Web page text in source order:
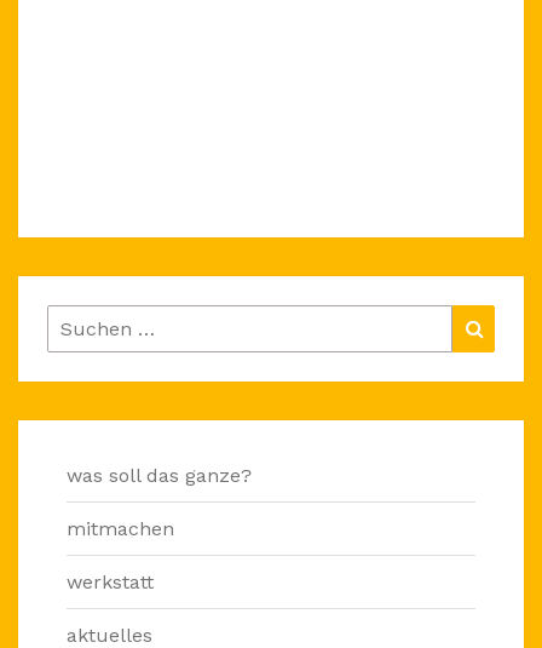
Suchen
nach:
was soll das ganze?
mitmachen
werkstatt
aktuelles